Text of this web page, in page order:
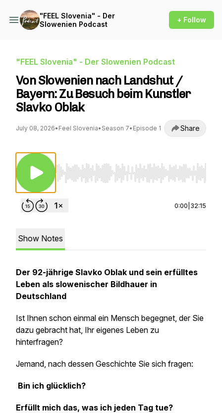
"FEEL Slovenia" - Der
Slowenien Podcast
+ Follow
"FEEL Slovenia" - Der Slowenien Podcast
Von Slowenien nach Landshut /
Bayern: Zu Besuch beim Kunstler
Slavko Oblak
July 08, 2026• Feel Slovenia• Season 7• Episode 1 Share
Use Left/Right to seek, Home/End to jump
0:00 32:15
Show Notes
Der 92-jährige Slavko Oblak und sein erfülltes
Leben als slowenischer Bildhauer in
Deutschland
Ist Ihnen schon einmal ein Mensch begegnet, der Sie
dazu gebracht hat, Ihr eigenes Leben zu
hinterfragen?
Jemand, nach dessen Geschichte Sie sich fragen:
Bin ich glücklich?
Erfüllt mich das, was ich jeden Tag tue?